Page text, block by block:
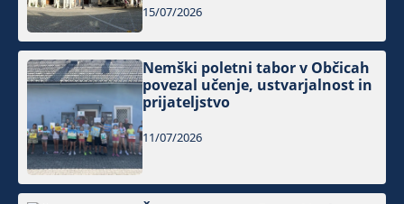
15/07/2026
Nemški poletni tabor v Občicah
povezal učenje, ustvarjalnost in
prijateljstvo
11/07/2026